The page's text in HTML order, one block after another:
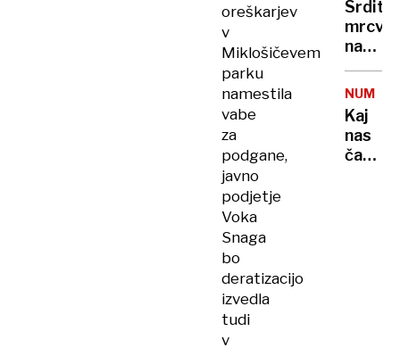
oreškarjev
v
Miklošičevem
parku
namestila
vabe
za
podgane,
javno
podjetje
Voka
Snaga
bo
deratizacijo
izvedla
tudi
v
bo
Srdito
na
fronti
pred
Kaj
nas
čaka